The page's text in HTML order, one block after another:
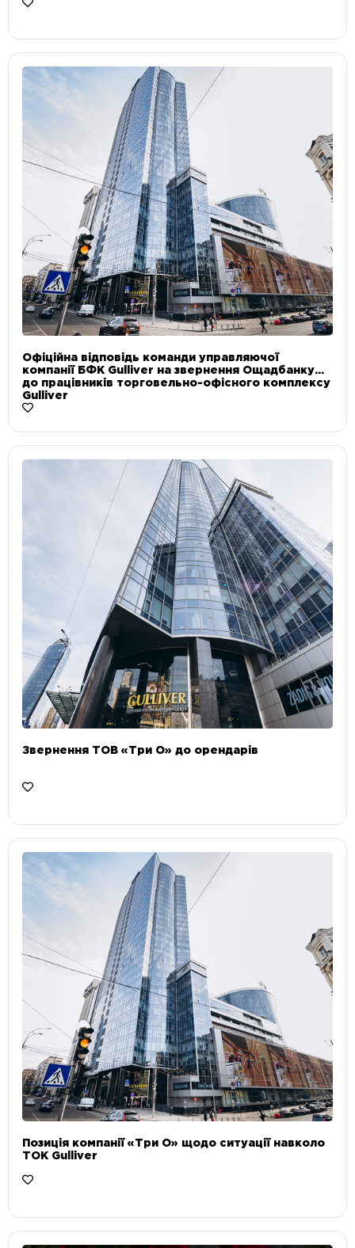
Офіційна відповідь команди управляючої
компанії БФК Gulliver на звернення Ощадбанку
до працівників торговельно-офісного комплексу
Gulliver
Звернення ТОВ «Три О» до орендарів
Позиція компанії «Три О» щодо ситуації навколо
ТОК Gulliver